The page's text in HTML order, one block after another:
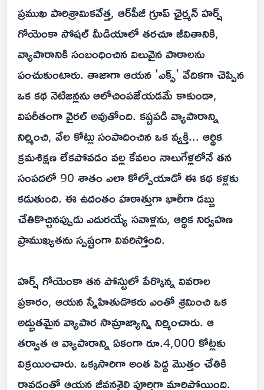
ప్రముఖ పారిశ్రామికవేత్త, ఆర్‌పీజీ గ్రూప్ ఛైర్మన్ హర్ష్
గోయెంకా సోషల్ మీడియాలో తరచూ జీవితానికి,
వ్యాపారానికి సంబంధించిన విలువైన పాఠాలను
పంచుకుంటారు. తాజాగా ఆయన 'ఎక్స్' వేదికగా చెప్పిన
ఒక కథ నెటిజన్లను ఆలోచింపజేయడమే కాకుండా,
విపరీతంగా వైరల్ అవుతోంది. కష్టపడి వ్యాపారాన్ని
నిర్మించి, వేల కోట్లు సంపాదించిన ఒక వ్యక్తి... ఆర్థిక
క్రమశిక్షణ లేకపోవడం వల్ల కేవలం నాలుగేళ్లలోనే తన
సంపదలో 90 శాతం ఎలా కోల్పోయాడో ఈ కథ కళ్లకు
కడుతుంది. ఈ ఉదంతం హఠాత్తుగా భారీగా డబ్బు
చేతికొచ్చినప్పుడు ఎదురయ్యే సవాళ్లను, ఆర్థిక నిర్వహణ
ప్రాముఖ్యతను స్పష్టంగా వివరిస్తోంది.
హర్ష్ గోయెంకా తన పోస్టులో పేర్కొన్న వివరాల
ప్రకారం, ఆయన స్నేహితుడొకరు ఎంతో శ్రమించి ఒక
అద్భుతమైన వ్యాపార సామ్రాజ్యాన్ని నిర్మించారు. ఆ
తర్వాత ఆ వ్యాపారాన్ని ఏకంగా రూ.4,000 కోట్లకు
విక్రయించారు. ఒక్కసారిగా అంత పెద్ద మొత్తం చేతికి
రావడంతో ఆయన జీవనశైలి పూర్తిగా మారిపోయింది.